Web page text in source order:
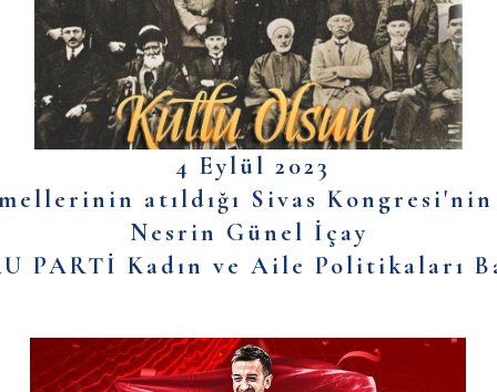
4 Eylül 2023
atıldığı Sivas Kongresi'nin
Nesrin Günel İçay
PARTİ Kadın ve Aile Politikaları